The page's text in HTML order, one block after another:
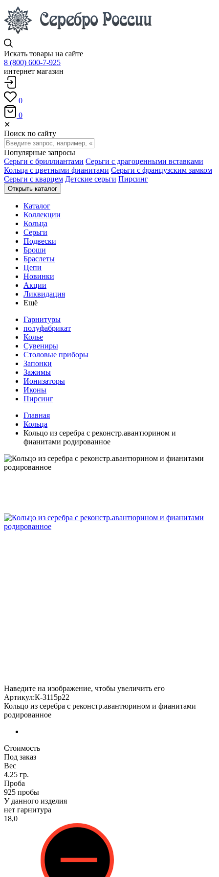
Искать товары на сайте
8 (800) 600-7-925
интернет магазин
0
0
✕
Поиск по сайту
Популярные запросы
Серьги с бриллиантами Серьги с драгоценными вставками
Кольца с цветными фианитами Серьги с французским замком
Серьги с кварцем Детские серьги Пирсинг
Открыть каталог
Каталог
Коллекции
Кольца
Серьги
Подвески
Броши
Браслеты
Цепи
Новинки
Акции
Ликвидация
Ещё
Гарнитуры
полуфабрикат
Колье
Сувениры
Столовые приборы
Запонки
Зажимы
Ионизаторы
Иконы
Пирсинг
Главная
Кольца
Кольцо из серебра с реконстр.авантюрином и
фианитами родированное
Наведите на изображение, чтобы увеличить его
Артикул:К-3115р22
Кольцо из серебра с реконстр.авантюрином и фианитами
родированное
Стоимость
Под заказ
Вес
4.25 гр.
Проба
925 пробы
У данного изделия
нет гарнитура
18,0